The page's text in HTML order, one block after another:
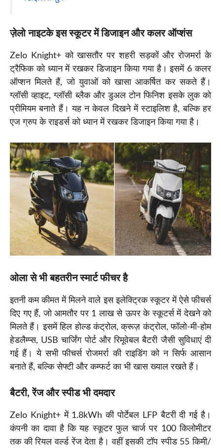
ज़ेलो नाइटके इस स्कूटर मेंडिजाइन और कलर ऑप्शंस
Zelo Knight+ को खासतौर पर शहरी सड़कों और रोजमर्रा के
ट्रैफिक को ध्यान में रखकर डिजाइन किया गया है। इसमें 6 कलर
ऑप्शन मिलते हैं, जो युवाओं को खासा आकर्षित कर सकते हैं।
ग्लॉसी व्हाइट, ग्लॉसी ब्लैक और डुअल टोन फिनिश इसके लुक को
प्रीमियम बनाते हैं। यह न केवल दिखने में स्टाइलिश है, बल्कि हर
एज ग्रुप के राइडर्स को ध्यान में रखकर डिजाइन किया गया है।
ओला से भी बहतरीन स्मार्ट फीचरहै
इतनी कम कीमत में मिलने वाले इस इलेक्ट्रिक स्कूटर में ऐसे फीचर्स
दिए गए हैं, जो आमतौर पर 1 लाख से ऊपर के स्कूटर्स में देखने को
मिलते हैं। इसमें हिल होल्ड कंट्रोल, क्रूज़ कंट्रोल, फॉलो-मी-होम
हेडलैम्प्स, USB चार्जिंग पोर्ट और रिमूवेबल बैटरी जैसी सुविधाएं दी
गई हैं। ये सभी फीचर्स रोजमर्रा की राइडिंग को न सिर्फ आसान
बनाते हैं, बल्कि सेफ्टी और कम्फर्ट का भी खास ख्याल रखते हैं।
बैटरी, रेंज और स्पीड भी दमदार
Zelo Knight+ में 1.8kWh की पोर्टेबल LFP बैटरी दी गई है।
कंपनी का दावा है कि यह स्कूटर फुल चार्ज पर 100 किलोमीटर
तक की रियल वर्ल्ड रेंज देता है। वहीं इसकी टॉप स्पीड 55 किमी/